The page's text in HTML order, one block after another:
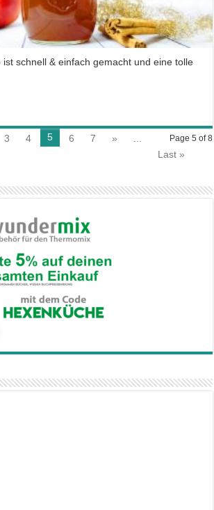
ist schnell & einfach gemacht und eine tolle
Page 5 of 8
3 4 5 6 7 »
...
Last »